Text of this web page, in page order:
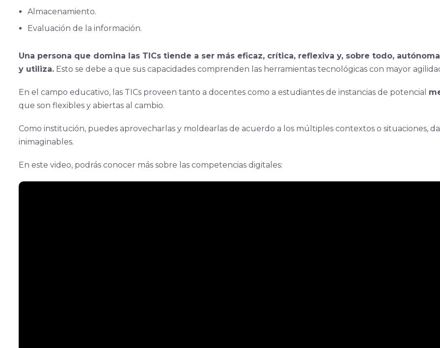
Almacenamiento.
Evaluación de la información.
Una persona que domina las TICs tiende a ser más eficaz, crítica, reflexiva y, sobre todo,
y utiliza. Esto se debe a que sus capacidades comprenden las herramientas tecnológicas con mayor
En el campo educativo, las TICs proveen tanto a docentes como a estudiantes de instancias de potencial
que son flexibles y abiertas al cambio.
Como institución, puedes aprovecharlas y moldearlas de acuerdo a los múltiples contextos o situaciones,
inimaginables.
En este video, podrás conocer más sobre las competencias digitales: